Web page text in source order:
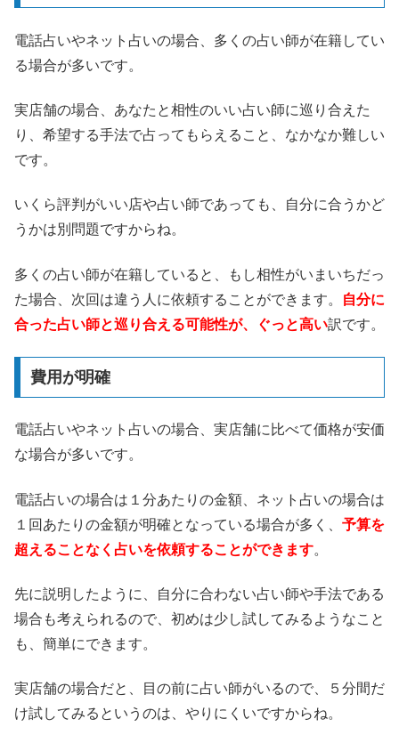
電話占いやネット占いの場合、多くの占い師が在籍してい
る場合が多いです。
実店舗の場合、あなたと相性のいい占い師に巡り合えた
り、希望する手法で占ってもらえること、なかなか難しい
です。
いくら評判がいい店や占い師であっても、自分に合うかど
うかは別問題ですからね。
多くの占い師が在籍していると、もし相性がいまいちだっ
た場合、次回は違う人に依頼することができます。
自分に
合った占い師と巡り合える可能性が、ぐっと高い訳です。
費用が明確
電話占いやネット占いの場合、実店舗に比べて価格が安価
な場合が多いです。
電話占いの場合は１分あたりの金額、ネット占いの場合は
１回あたりの金額が明確となっている場合が多く、 予算を
超えることなく占いを依頼することができます。
先に説明したように、自分に合わない占い師や手法である
場合も考えられるので、初めは少し試してみるようなこと
も、簡単にできます。
実店舗の場合だと、目の前に占い師がいるので、５分間だ
け試してみるというのは、やりにくいですからね。